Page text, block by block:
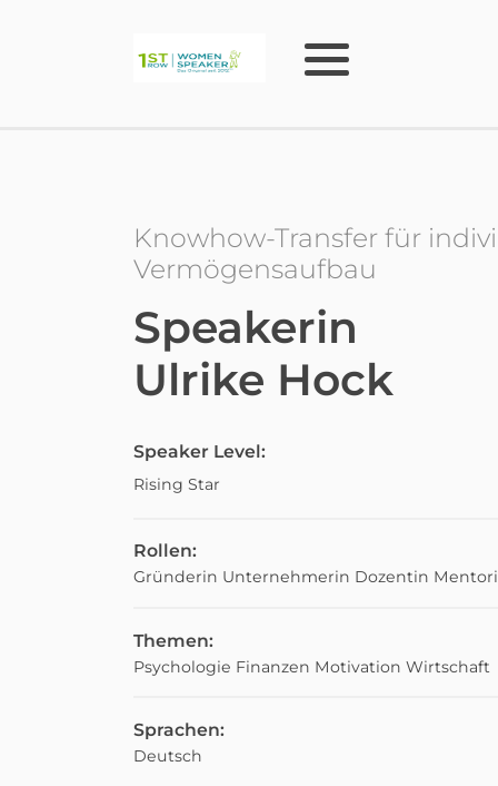
Knowhow-Transfer für
Vermögensaufbau
Speakerin
Ulrike Hock
Speaker Level:
Rising Star
Rollen:
Gründerin Unternehmerin Dozentin
Themen:
Psychologie Finanzen Motivation Wirtschaft
Sprachen:
Deutsch